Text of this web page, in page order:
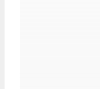
//7.node不为null
//既然构造好了
if
//8.到这里说明
node =